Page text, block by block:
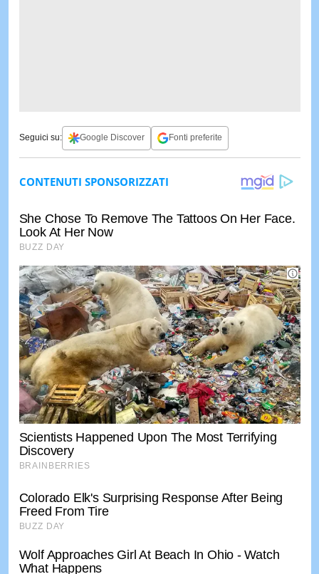
Seguici su: Google Discover Fonti preferite